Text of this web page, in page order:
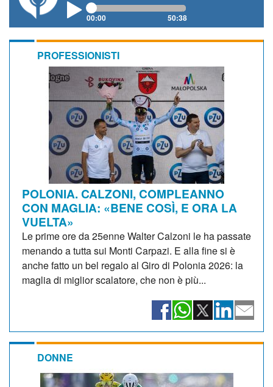
00:00 50:38
PROFESSIONISTI
POLONIA. CALZONI, COMPLEANNO
CON MAGLIA: «BENE COSÌ, E ORA LA
VUELTA»
Le prime ore da 25enne Walter Calzoni le ha passate
menando a tutta sui Monti Carpazi. E alla fine si è
anche fatto un bel regalo al Giro di Polonia 2026: la
maglia di miglior scalatore, che non è più...
DONNE